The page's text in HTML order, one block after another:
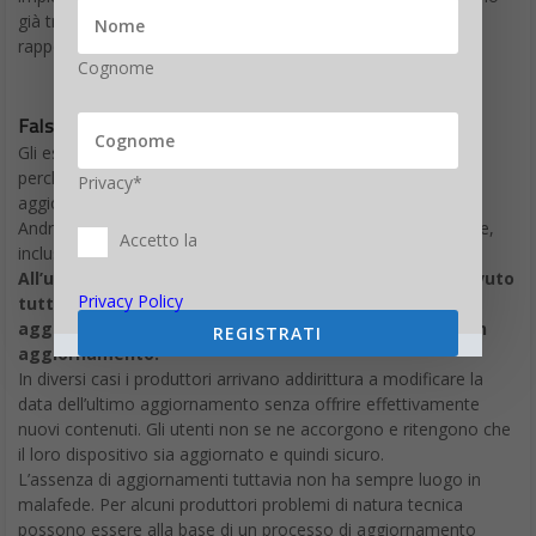
già trovato scappatoie? Questo è presumibile da un recente
rapporto dei ricercatori dei Security Research Labs.
False informazioni sugli aggiornamenti di Android
Gli esperti di sicurezza criticano i produttori di smartphone
perché a parer loro ingannano i clienti in merito agli
aggiornamenti dei loro dispositivi e del sistema operativo
Android installato. Risultano coinvolti oltre 1.000 smartphone,
inclusi i dispositivi di noti produttori di fascia bassa e media.
All’utente viene comunicato che il dispositivo ha ricevuto
tutti gli aggiornamenti di sicurezza disponibili ed è
aggiornato, quando, in realtà, non vi è traccia di alcun
aggiornamento.
In diversi casi i produttori arrivano addirittura a modificare la
data dell’ultimo aggiornamento senza offrire effettivamente
nuovi contenuti. Gli utenti non se ne accorgono e ritengono che
il loro dispositivo sia aggiornato e quindi sicuro.
L’assenza di aggiornamenti tuttavia non ha sempre luogo in
malafede. Per alcuni produttori problemi di natura tecnica
possono essere alla base di un processo di aggiornamento
Cognome
Privacy*
Accetto la
Privacy Policy
REGISTRATI